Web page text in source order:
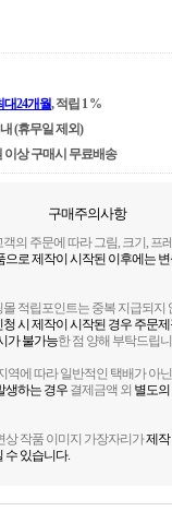
대24개월, 적립 1 %
(휴무일 제외)
이상 구매시 무료배송
구매주의사항
의 주문에 따라 그림, 크기, 프
으로 제작이 시작된 이후에는
적립포인트는 중복 지급되지
시 제작이 시작된 경우 주문
가 불가능한 점 양해 부탁드립
역에 따라 일반적인 택배가 아닌
생하는 경우 결제금액 외 별도
상 작품 이미지 가장자리가제작
수 있습니다.